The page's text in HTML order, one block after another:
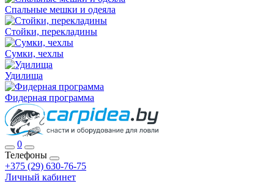
Спальные мешки и одеяла
Стойки, перекладины
Сумки, чехлы
Удилища
Фидерная программа
0
Телефоны
+375 (29) 630-76-75
Личный кабинет